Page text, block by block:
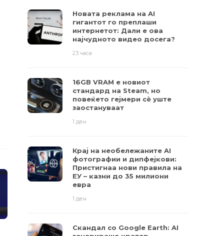
Новата реклама на AI
гигантот го преплаши
интернетот: Дали е ова
најчудното видео досега?
23 часа
16GB VRAM е новиот
стандард на Steam, но
повеќето гејмери ​​сè уште
заостануваат
1 ден
Крај на необележаните AI
фотографии и дипфејкови:
Пристигнаа нови правила на
ЕУ – казни до 35 милиони
евра
1 ден
Скандал со Google Earth: AI